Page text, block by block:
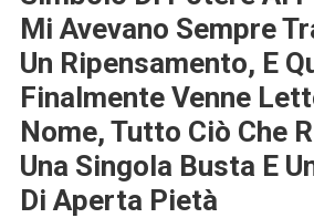
Mi Avevano Sempre
Un Ripensamento, E
Finalmente Venne
Nome, Tutto Ciò Che
Una Singola Busta E
Di Aperta Pietà